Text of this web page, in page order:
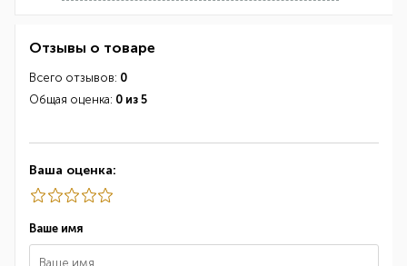
Отзывы о товаре
Всего отзывов: 0
Общая оценка: 0 из 5
Ваша оценка:
Ваше имя